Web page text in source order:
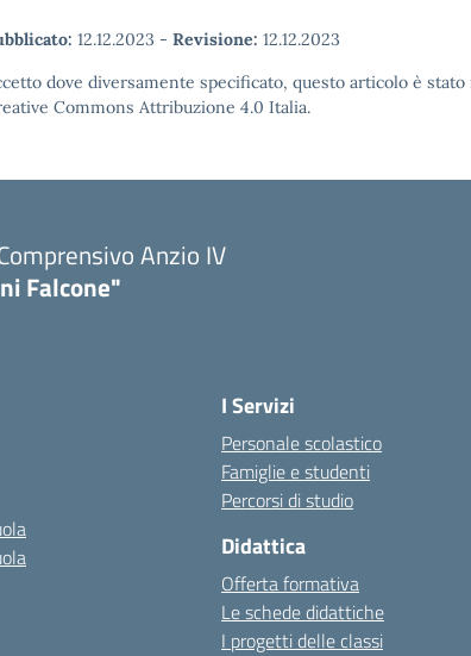
12.12.2023 - Revisione: 12.12.2023
dove diversamente specificato, questo articolo è
Commons Attribuzione 4.0 Italia.
Anzio IV
Falcone"
I Servizi
Personale scolastico
Famiglie e studenti
Percorsi di studio
Didattica
Offerta formativa
Le schede didattiche
I progetti delle classi